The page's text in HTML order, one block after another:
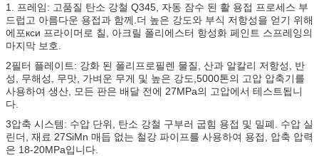
1. 프레임: 고품질 탄소 강철 Q345, 자동 잠수 된 활 용접 프로세스 부
드럽고 아름다운 용접과 함께.더 높은 강도와 부식 저항성을 얻기 위해
에포кси 프라이머로 칠, 아크릴 폴리에스터 항성화 페인트 스프레잉의
마지막 보호.
2필터 플레이트: 강화 된 폴리프로필렌 물질, 산과 알칼리 저항성, 반
성, 무해성, 무맛, 가벼운 무게 및 높은 강도,5000톤의 고압 압축기를
사용하여 생산, 모든 판은 배달 전에 27MPa의 고압에서 테스트됩니
다.
3압축 시스템: 수압 단위, 탄소 강철 구부러 굽힘 용접 및 밀폐. 수압 실
린더, 재료 27SiMn 매듭 없는 철강 파이프를 사용하여 용접, 압축 압력
은 18-20MPa입니다.